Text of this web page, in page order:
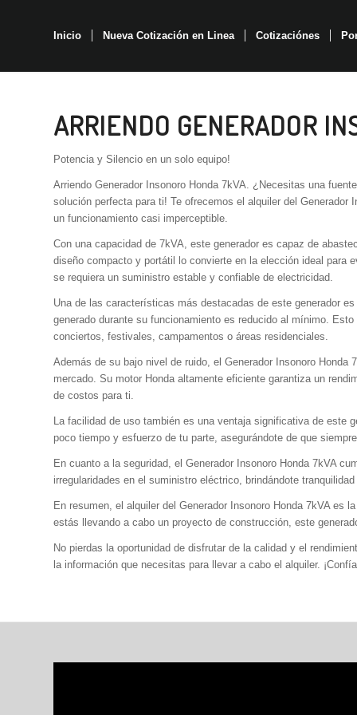
Inicio Nueva Cotización en Linea Cotizaciónes
ARRIENDO GENERADOR
Potencia y Silencio en un solo equipo!
Arriendo Generador Insonoro Honda 7kVA. ¿Necesitas una
solución perfecta para ti! Te ofrecemos el alquiler del
un funcionamiento casi imperceptible.
Con una capacidad de 7kVA, este generador es capaz de
diseño compacto y portátil lo convierte en la elección ideal para
se requiera un suministro estable y confiable de electricidad.
Una de las características más destacadas de este generador
generado durante su funcionamiento es reducido al mínimo.
conciertos, festivales, campamentos o áreas residenciales.
Además de su bajo nivel de ruido, el Generador Insonoro
mercado. Su motor Honda altamente eficiente garantiza un
de costos para ti.
La facilidad de uso también es una ventaja significativa de este
poco tiempo y esfuerzo de tu parte, asegurándote de que
En cuanto a la seguridad, el Generador Insonoro Honda 7kVA
irregularidades en el suministro eléctrico, brindándote
En resumen, el alquiler del Generador Insonoro Honda 7kVA
estás llevando a cabo un proyecto de construcción, este
No pierdas la oportunidad de disfrutar de la calidad y el
la información que necesitas para llevar a cabo el alquiler.